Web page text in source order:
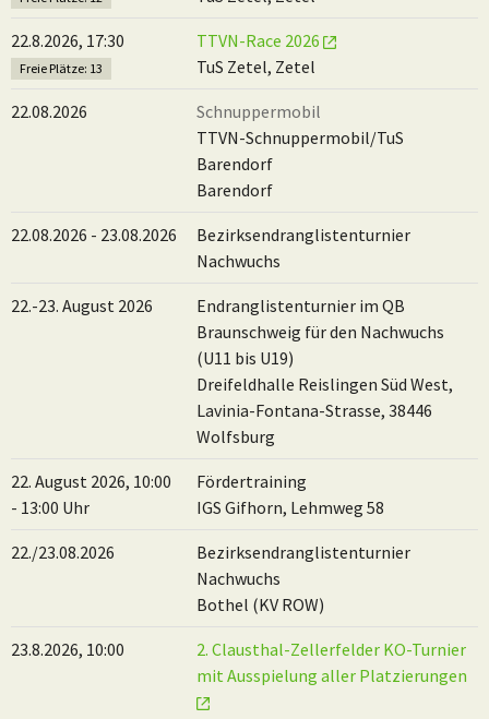
22.8.2026, 17:30
Freie Plätze: 13
TTVN-Race 2026
TuS Zetel, Zetel
22.08.2026
Schnuppermobil
TTVN-Schnuppermobil/TuS
Barendorf
Barendorf
22.08.2026 - 23.08.2026
Bezirksendranglistenturnier
Nachwuchs
22.-23. August 2026
Endranglistenturnier im QB
Braunschweig für den Nachwuchs
(U11 bis U19)
Dreifeldhalle Reislingen Süd West,
Lavinia-Fontana-Strasse, 38446
Wolfsburg
22. August 2026, 10:00
- 13:00 Uhr
Fördertraining
IGS Gifhorn, Lehmweg 58
22./23.08.2026
Bezirksendranglistenturnier
Nachwuchs
Bothel (KV ROW)
23.8.2026, 10:00
2. Clausthal-Zellerfelder KO-Turnier
mit Ausspielung aller Platzierungen